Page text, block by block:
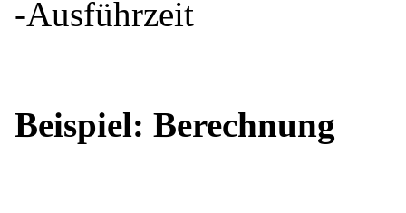
-Ausführzeit
Beispiel: Berechnung